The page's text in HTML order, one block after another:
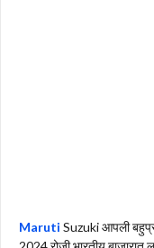
Maruti Suzuki आपली